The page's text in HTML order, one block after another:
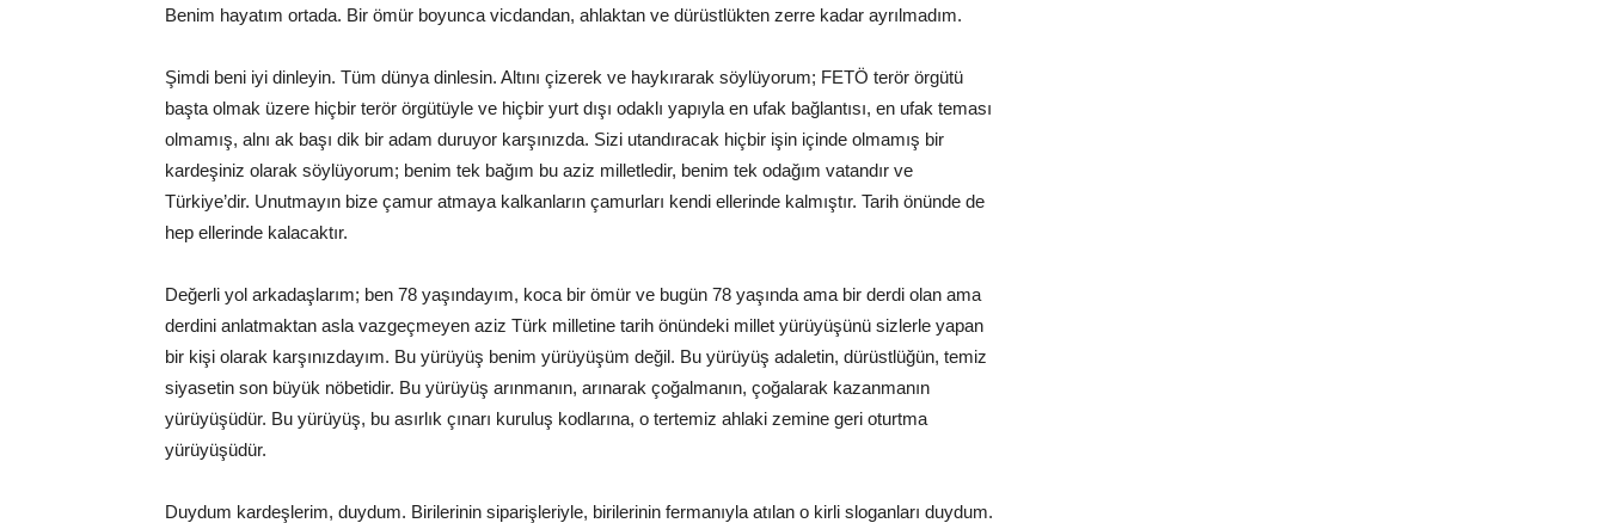
Benim hayatım ortada. Bir ömür boyunca vicdandan, ahlaktan ve dürüstlükten zerre kadar ayrılmadım.
Şimdi beni iyi dinleyin. Tüm dünya dinlesin. Altını çizerek ve haykırarak söylüyorum; FETÖ terör örgütü
başta olmak üzere hiçbir terör örgütüyle ve hiçbir yurt dışı odaklı yapıyla en ufak bağlantısı, en ufak teması
olmamış, alnı ak başı dik bir adam duruyor karşınızda. Sizi utandıracak hiçbir işin içinde olmamış bir
kardeşiniz olarak söylüyorum; benim tek bağım bu aziz milletledir, benim tek odağım vatandır ve
Türkiye’dir. Unutmayın bize çamur atmaya kalkanların çamurları kendi ellerinde kalmıştır. Tarih önünde de
hep ellerinde kalacaktır.
Değerli yol arkadaşlarım; ben 78 yaşındayım, koca bir ömür ve bugün 78 yaşında ama bir derdi olan ama
derdini anlatmaktan asla vazgeçmeyen aziz Türk milletine tarih önündeki millet yürüyüşünü sizlerle yapan
bir kişi olarak karşınızdayım. Bu yürüyüş benim yürüyüşüm değil. Bu yürüyüş adaletin, dürüstlüğün, temiz
siyasetin son büyük nöbetidir. Bu yürüyüş arınmanın, arınarak çoğalmanın, çoğalarak kazanmanın
yürüyüşüdür. Bu yürüyüş, bu asırlık çınarı kuruluş kodlarına, o tertemiz ahlaki zemine geri oturtma
yürüyüşüdür.
Duydum kardeşlerim, duydum. Birilerinin siparişleriyle, birilerinin fermanıyla atılan o kirli sloganları duydum.